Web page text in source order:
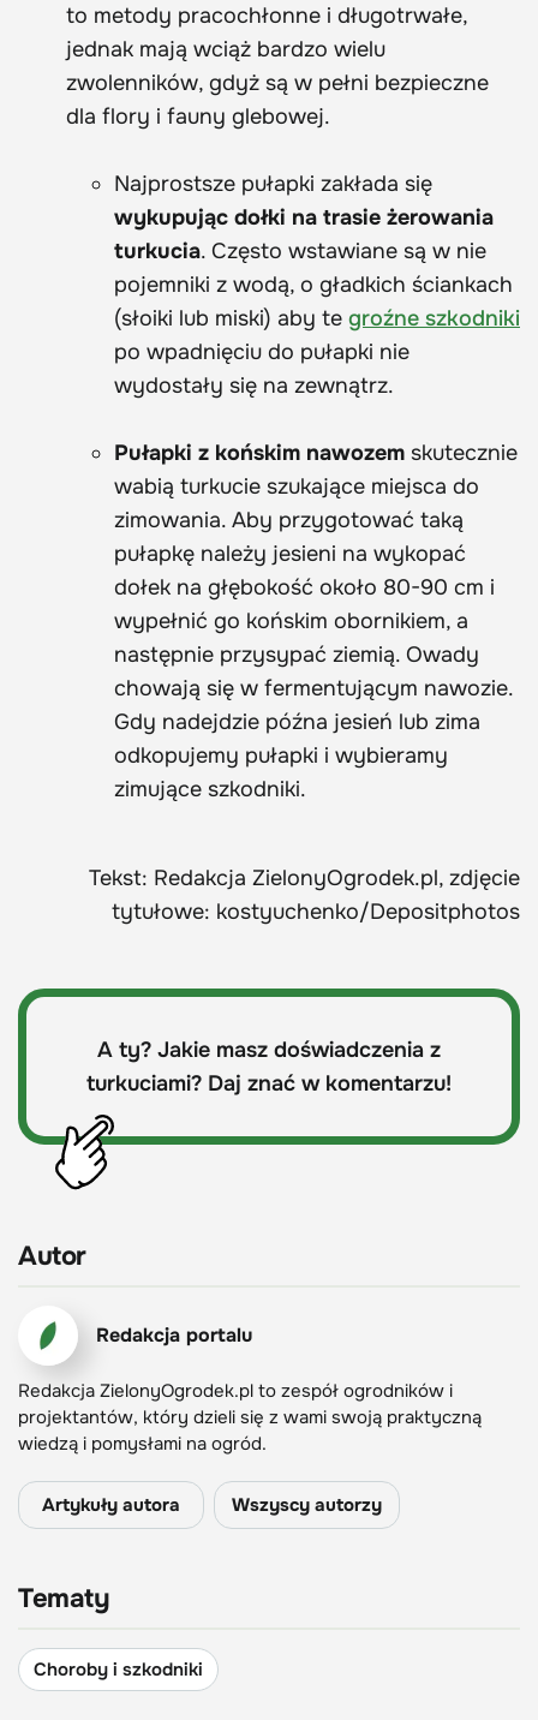
to metody pracochłonne i długotrwałe,
jednak mają wciąż bardzo wielu
zwolenników, gdyż są w pełni bezpieczne
dla flory i fauny glebowej.
Najprostsze pułapki zakłada się
wykupując dołki na trasie żerowania
turkucia. Często wstawiane są w nie
pojemniki z wodą, o gładkich ściankach
(słoiki lub miski) aby te groźne szkodniki
po wpadnięciu do pułapki nie
wydostały się na zewnątrz.
Pułapki z końskim nawozem skutecznie
wabią turkucie szukające miejsca do
zimowania. Aby przygotować taką
pułapkę należy jesieni na wykopać
dołek na głębokość około 80-90 cm i
wypełnić go końskim obornikiem, a
następnie przysypać ziemią. Owady
chowają się w fermentującym nawozie.
Gdy nadejdzie późna jesień lub zima
odkopujemy pułapki i wybieramy
zimujące szkodniki.
Tekst: Redakcja ZielonyOgrodek.pl, zdjęcie
tytułowe: kostyuchenko/Depositphotos
A ty? Jakie masz doświadczenia z
turkuciami? Daj znać w komentarzu!
Autor
Redakcja portalu
Redakcja ZielonyOgrodek.pl to zespół ogrodników i
projektantów, który dzieli się z wami swoją praktyczną
wiedzą i pomysłami na ogród.
Artykuły autora Wszyscy autorzy
Tematy
Choroby i szkodniki